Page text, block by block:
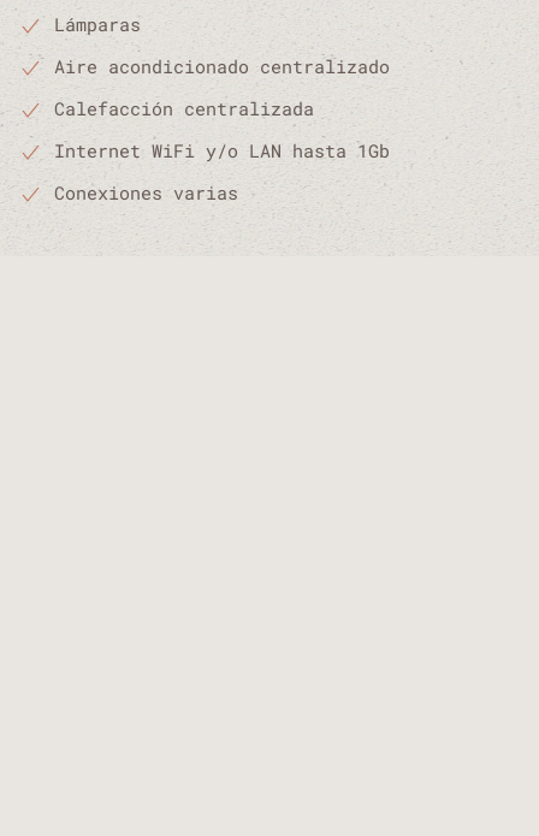
Lámparas
Aire acondicionado centralizado
Calefacción centralizada
Internet WiFi y/o LAN hasta 1Gb
Conexiones varias